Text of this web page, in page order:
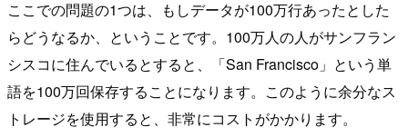
ここでの問題の1つは、もしデータが100万行あったとした
らどうなるか、ということです。100万人の人がサンフラン
シスコに住んでいるとすると、「San Francisco」という単
語を100万回保存することになります。このように余分なス
トレージを使用すると、非常にコストがかかります。